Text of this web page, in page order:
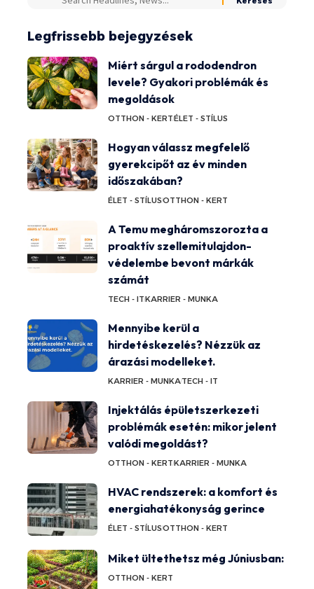
Legfrissebb bejegyzések
Miért sárgul a rododendron
levele? Gyakori problémák és
megoldások
OTTHON - KERTÉLET - STÍLUS
Hogyan válassz megfelelő
gyerekcipőt az év minden
időszakában?
ÉLET - STÍLUSOTTHON - KERT
A Temu megháromszorozta a
proaktív szellemitulajdon-
védelembe bevont márkák
számát
TECH - ITKARRIER - MUNKA
Mennyibe kerül a
hirdetéskezelés? Nézzük az
árazási modelleket.
KARRIER - MUNKATECH - IT
Injektálás épületszerkezeti
problémák esetén: mikor jelent
valódi megoldást?
OTTHON - KERTKARRIER - MUNKA
HVAC rendszerek: a komfort és
energiahatékonyság gerince
ÉLET - STÍLUSOTTHON - KERT
Miket ültethetsz még Júniusban:
OTTHON - KERT